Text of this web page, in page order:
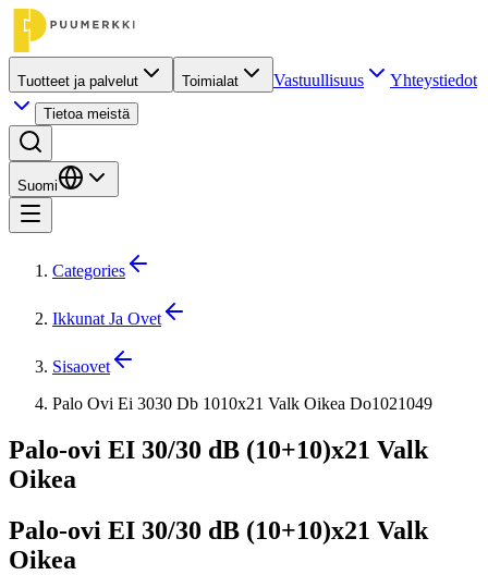
Tuotteet ja palvelut Toimialat Vastuullisuus Yhteystiedot
Tietoa meistä
Suomi
Categories
Ikkunat Ja Ovet
Sisaovet
Palo Ovi Ei 3030 Db 1010x21 Valk Oikea Do1021049
Palo-ovi EI 30/30 dB (10+10)x21 Valk
Oikea
Palo-ovi EI 30/30 dB (10+10)x21 Valk
Oikea